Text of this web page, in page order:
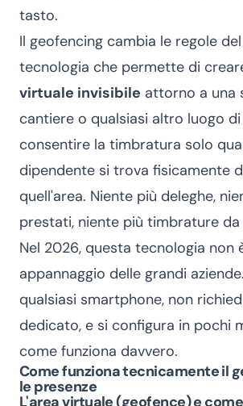
tasto.
Il geofencing cambia le regole
tecnologia che permette di
virtuale invisibile attorno a una
cantiere o qualsiasi altro luogo
consentire la timbratura solo
dipendente si trova fisicamente
quell'area. Niente più deleghe,
prestati, niente più timbrature da
Nel 2026, questa tecnologia non
appannaggio delle grandi
qualsiasi smartphone, non
dedicato, e si configura in pochi
come funziona davvero.
Come funziona tecnicamente il
le presenze
L'area virtuale (geofence) e